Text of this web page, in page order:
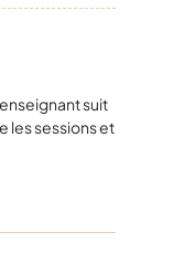
suit
les sessions et